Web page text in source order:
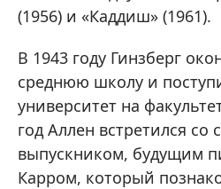
(1956) и «Каддиш» (1961).
В 1943 году Гинзберг
среднюю школу и
университет на
год Аллен встретился со
выпускником, будущим
Карром, который